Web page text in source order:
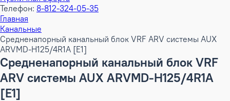
Телефон: 8-812-324-05-35
Главная
Канальные
Средненапорный канальный блок VRF ARV системы AUX
ARVMD-H125/4R1A [E1]
Средненапорный канальный блок VRF
ARV системы AUX ARVMD-H125/4R1A
[E1]